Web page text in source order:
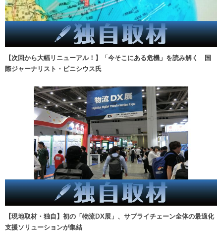
【次回から大幅リニューアル！】「今そこにある危機」を読み解く 国
際ジャーナリスト・ビニシウス氏
【現地取材・独自】初の「物流DX展」、サプライチェーン全体の最適化
支援ソリューションが集結